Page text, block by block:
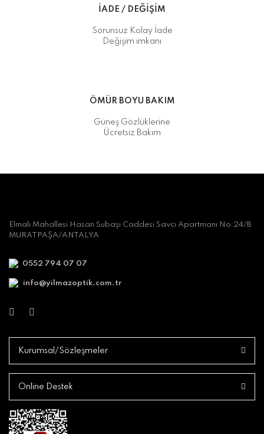
İADE / DEĞİŞİM
Sorunsuz Kolay İade
Değişim imkanı
ÖMÜR BOYU BAKIM
Güneş Gözlüklerine
Ücretsiz Bakım
Elmalı Mahallesi Hasan Subaşı Caddesi Savcı Apartmanı No:24/B
MURATPAŞA/ANTALYA
0552 794 07 07
info@yilmazoptik.com.tr
Kurumsal/Sözleşmeler
Online Destek